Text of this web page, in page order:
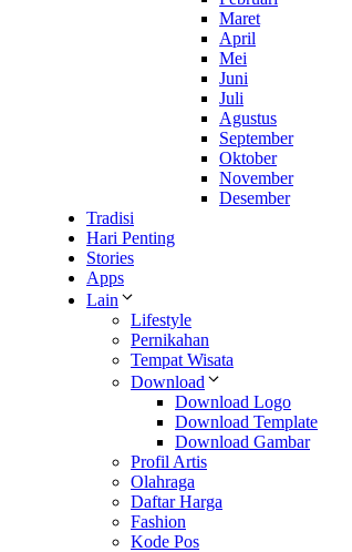
Maret
April
Mei
Juni
Juli
Agustus
September
Oktober
November
Desember
Tradisi
Hari Penting
Stories
Apps
Lain
Lifestyle
Pernikahan
Tempat Wisata
Download
Download Logo
Download Template
Download Gambar
Profil Artis
Olahraga
Daftar Harga
Fashion
Kode Pos